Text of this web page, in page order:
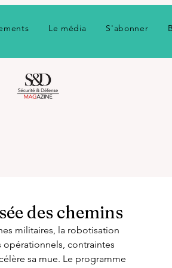
Le média S'abonner
des chemins
militaires, la robotisation
opérationnels, contraintes
sa mue. Le programme